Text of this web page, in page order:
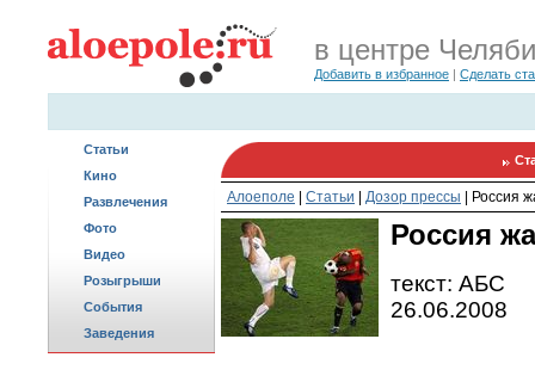
в центре
Добавить в избранное | Сделать
Статьи
Кино
Развлечения
Фото
Видео
Розыгрыши
События
Заведения
Алоеполе Статьи Дозор прессы Россия
Россия
текст: АБС
26.06.2008